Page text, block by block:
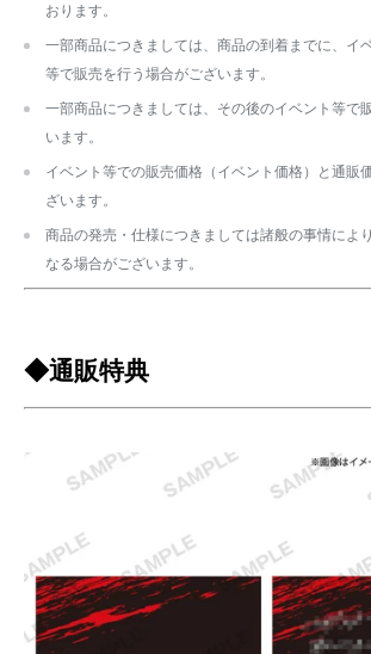
おります。
一部商品につきましては、商品の到着までに、イ
等で販売を行う場合がございます。
一部商品につきましては、その後のイベント等で
います。
イベント等での販売価格（イベント価格）と通販
ざいます。
商品の発売・仕様につきましては諸般の事情によ
なる場合がございます。
◆通販特典